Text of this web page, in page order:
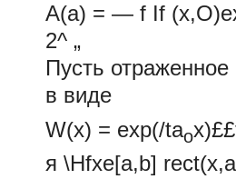
А(а) = — f If
2^ „
Пусть отраженное
в виде
W(x) = exp(/tao
я \Hfxe[a,b]